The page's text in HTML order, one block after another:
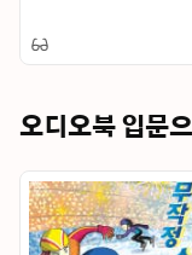
오디오북 입문